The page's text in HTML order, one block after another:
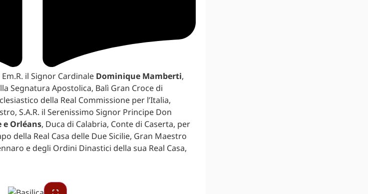
il Signor Cardinale Dominique Mamberti,
Segnatura Apostolica, Balì Gran Croce di
della Real Commissione per l’Italia,
S.A.R. il Serenissimo Signor Principe Don
e Orléans, Duca di Calabria, Conte di Caserta, per
della Real Casa delle Due Sicilie, Gran Maestro
e degli Ordini Dinastici della sua Real Casa,